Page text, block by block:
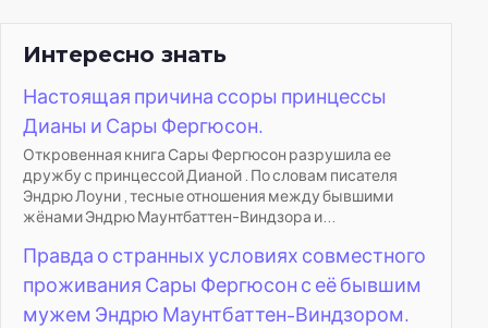
Интересно знать
Настоящая причина ссоры принцессы
Дианы и Сары Фергюсон.
Откровенная книга Сары Фергюсон разрушила ее
дружбу с принцессой Дианой . По словам писателя
Эндрю Лоуни , тесные отношения между бывшими
жёнами Эндрю Маунтбаттен-Виндзора и...
Правда о странных условиях совместного
проживания Сары Фергюсон с её бывшим
мужем Эндрю Маунтбаттен-Виндзором.